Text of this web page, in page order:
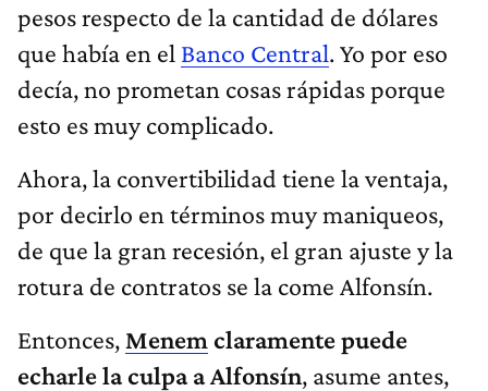
pesos respecto de la cantidad de dólares
que había en el Banco Central. Yo por eso
decía, no prometan cosas rápidas porque
esto es muy complicado.
Ahora, la convertibilidad tiene la ventaja,
por decirlo en términos muy maniqueos,
de que la gran recesión, el gran ajuste y la
rotura de contratos se la come Alfonsín.
Entonces, Menem claramente puede
echarle la culpa a Alfonsín, asume antes,